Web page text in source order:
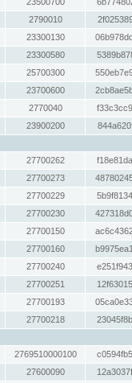
2790010
23300130
23300580
25700300
23700600
2770040
23900200
27700262
27700273
27700229
27700230
27700150
27700160
27700240
27700251
27700193
27700218
2769510000100
27600090